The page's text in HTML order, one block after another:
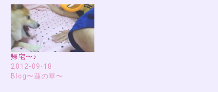
帰宅〜♪
2012-09-18
Blog〜蓮の華〜